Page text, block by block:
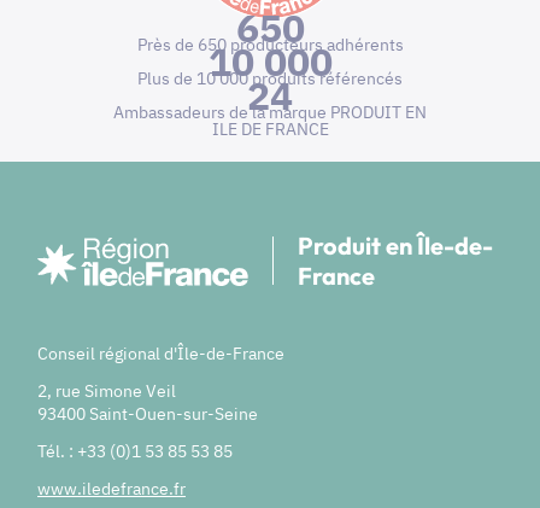
650
Près de 650 producteurs adhérents
10 000
Plus de 10 000 produits référencés
24
Ambassadeurs de la marque PRODUIT EN
ILE DE FRANCE
Produit en Île-de-
France
Conseil régional d'Île-de-France
2, rue Simone Veil
93400 Saint-Ouen-sur-Seine
Tél. : +33 (0)1 53 85 53 85
www.iledefrance.fr